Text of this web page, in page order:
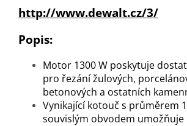
http://www.dewalt.cz/3/
Popis:
Motor 1300 W poskytuje
pro řezání žulových,
betonových a ostatních
Vynikající kotouč s průměrem
souvislým obvodem umožňuje